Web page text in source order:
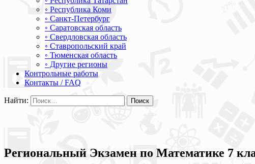
◦ Республика Коми
◦ Санкт-Петербург
◦ Саратовская область
◦ Свердловская область
◦ Ставропольский край
◦ Тюменская область
◦ Другие регионы
Контрольные работы
Контакты / FAQ
Найти:
Региональный Экзамен по Математике 7